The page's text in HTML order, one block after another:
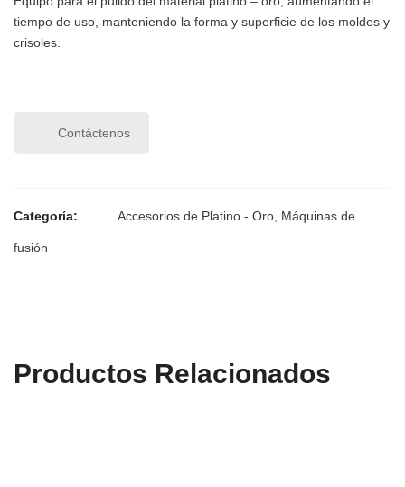
tiempo de uso, manteniendo la forma y superficie de los moldes y
crisoles.
Contáctenos
Categoría: Accesorios de Platino - Oro Máquinas de
fusión
Productos Relacionados